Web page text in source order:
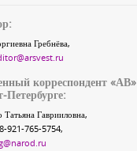
Гребнёва,
корреспондент «АВ»
Петербурге:
Татьяна Гаврииловна,
921-765-5754,